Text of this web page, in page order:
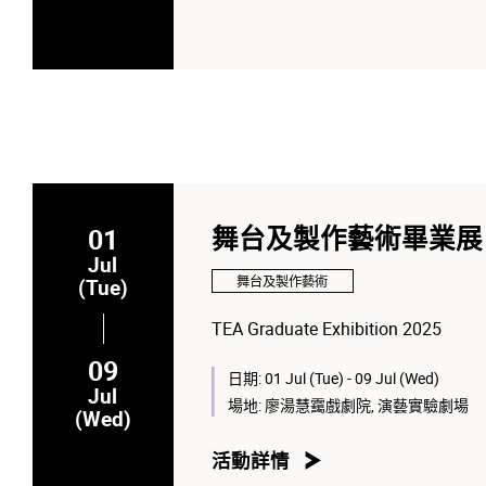
01
Jul
(Tue)
09
Jul
(Wed)
舞台及製作藝術畢業展
舞台及製作藝術
TEA Graduate Exhibition 2025
日期:01 Jul (Tue) - 09 Jul (Wed)
場地: 廖湯慧靄戲劇院, 演藝實驗劇場
活動詳情